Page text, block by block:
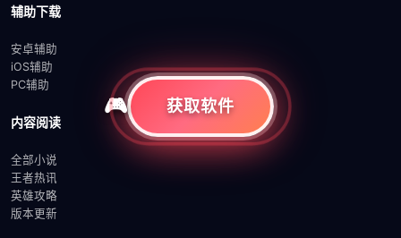
辅助下载
安卓辅助
iOS辅助
PC辅助
内容阅读
全部小说
王者热讯
英雄攻略
版本更新
获取软件